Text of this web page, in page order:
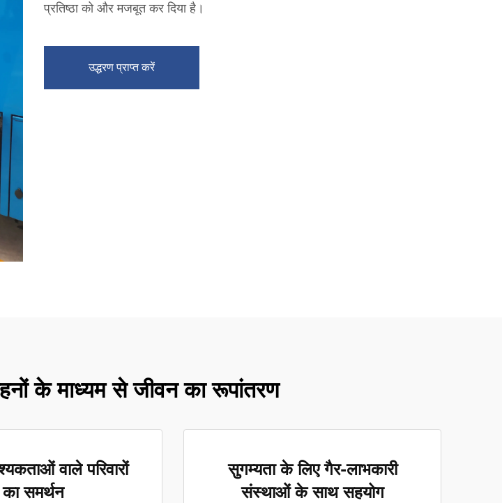
प्रतिष्ठा को और मजबूत कर दिया है।
उद्धरण प्राप्त करें
के माध्यम से जीवन का रूपांतरण
वाले परिवारों
का समर्थन
सुगम्यता के लिए गैर-लाभकारी
संस्थाओं के साथ सहयोग